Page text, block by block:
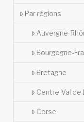
Par régions
Auvergne-
Bourgogne-
Bretagne
Centre-Val de
Corse